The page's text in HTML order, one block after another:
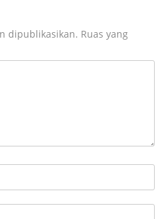
dipublikasikan. Ruas yang